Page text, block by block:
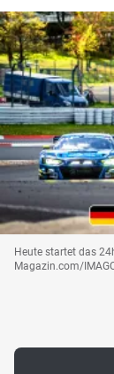
Heute startet das
Magazin.com/